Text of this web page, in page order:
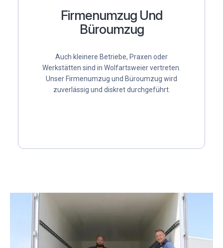
Firmenumzug Und
Büroumzug
Auch kleinere Betriebe, Praxen oder
Werkstätten sind in Wolfartsweier vertreten.
Unser Firmenumzug und Büroumzug wird
zuverlässig und diskret durchgeführt.